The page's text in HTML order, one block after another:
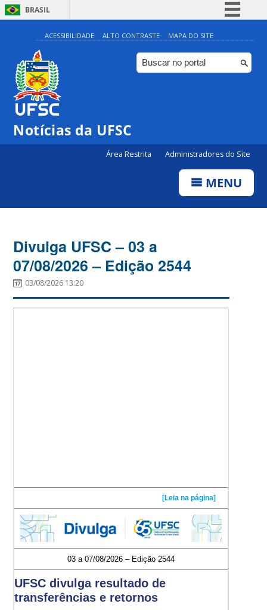
BRASIL
Simplifique!
Comunica BR
Participe
ACESSIBILIDADE ALTO CONTRASTE MAPA DO SITE
Notícias da UFSC
Área Restrita Administradores do Site
MENU
Divulga UFSC – 03 a
07/08/2026 – Edição 2544
03/08/2026 13:20
[Leia na página]
03 a 07/08/2026 – Edição 2544
UFSC divulga resultado de
transferências e retornos